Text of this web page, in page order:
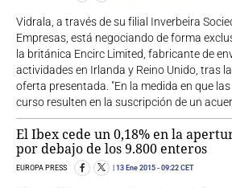
Vidrala, a través de su filial Inverbeira
Empresas, está negociando de forma
la británica Encirc Limited, fabricante de
actividades en Irlanda y Reino Unido, tras
oferta presentada. "En la medida en que
curso resulten en la suscripción de un
El Ibex cede un 0,18% en la
por debajo de los 9.800 enteros
EUROPA PRESS 13 Ene 2015 - 09:22 CET